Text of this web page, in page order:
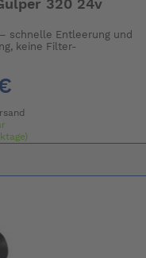
320 24v
schnelle Entleerung und
keine Filter-